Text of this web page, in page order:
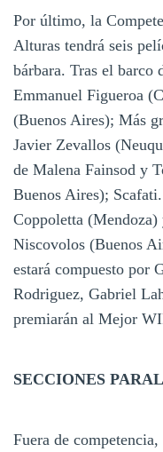
Por último, la
Alturas tendrá seis
bárbara. Tras el barco
Emmanuel Figueroa
(Buenos Aires); Más
Javier Zevallos
de Malena Fainsod y
Buenos Aires);
Coppoletta
Niscovolos (Buenos
estará compuesto por
Rodriguez, Gabriel
premiarán al Mejor
SECCIONES
Fuera de